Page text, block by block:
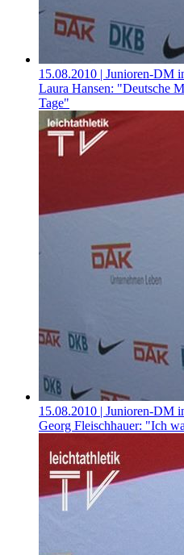
15.08.2010 | Junioren-DM
Laura Hansen: "Deutsche
Tage"
15.08.2010 | Junioren-DM
Georg Fleischhauer: "Ich